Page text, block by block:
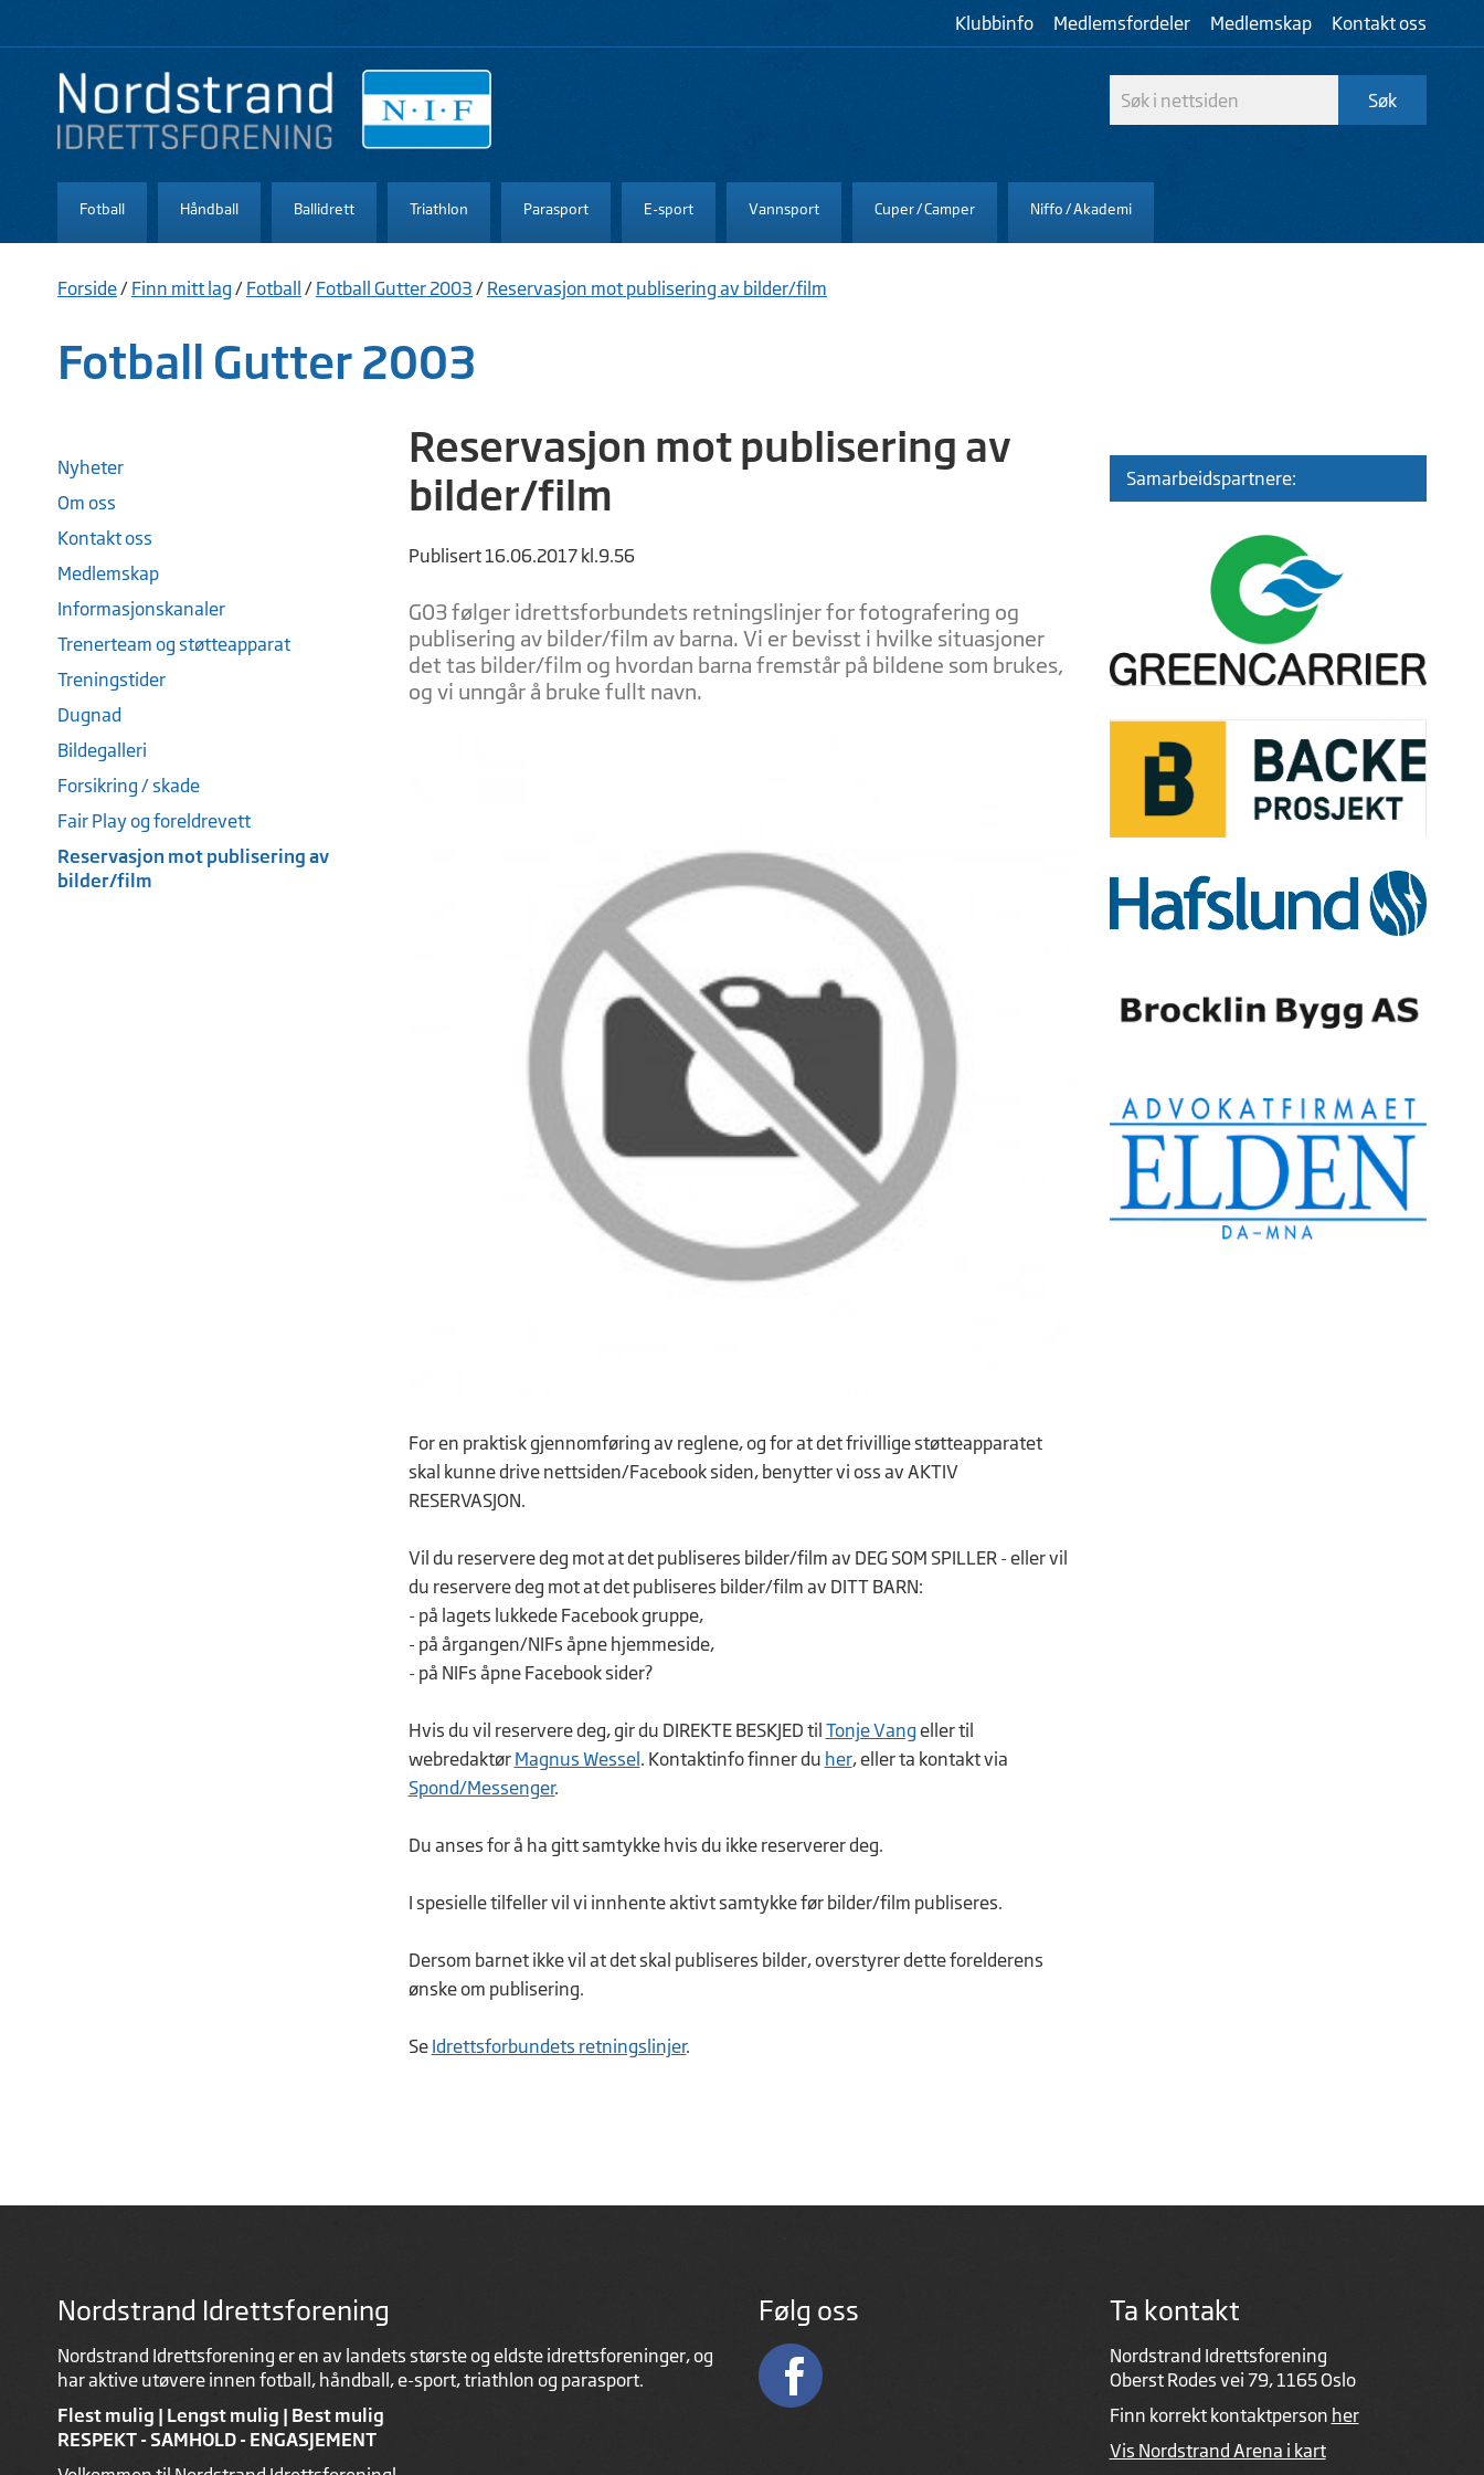
Klubbinfo Medlemsfordeler Medlemskap Kontakt oss
Fotball Håndball Ballidrett Triathlon Parasport E-sport Vannsport Cuper / Camper Niffo / Akademi
Forside/ Finn mitt lag / Fotball / Fotball Gutter 2003 / Reservasjon mot publisering av bilder/film
Fotball Gutter 2003
Nyheter
Om oss
Kontakt oss
Medlemskap
Informasjonskanaler
Trenerteam og støtteapparat
Treningstider
Dugnad
Bildegalleri
Forsikring / skade
Fair Play og foreldrevett
Reservasjon mot publisering av
bilder/film
Reservasjon mot publisering av
bilder/film
Publisert 16.06.2017 kl.9.56
G03 følger idrettsforbundets retningslinjer for fotografering og
publisering av bilder/film av barna. Vi er bevisst i hvilke situasjoner
det tas bilder/film og hvordan barna fremstår på bildene som brukes,
og vi unngår å bruke fullt navn.
For en praktisk gjennomføring av reglene, og for at det frivillige støtteapparatet
skal kunne drive nettsiden/Facebook siden, benytter vi oss av AKTIV
RESERVASJON.
Vil du reservere deg mot at det publiseres bilder/film av DEG SOM SPILLER - eller vil
du reservere deg mot at det publiseres bilder/film av DITT BARN:
- på lagets lukkede Facebook gruppe,
- på årgangen/NIFs åpne hjemmeside,
- på NIFs åpne Facebook sider?
Hvis du vil reservere deg, gir du DIREKTE BESKJED til Tonje Vang eller til
webredaktør Magnus Wessel. Kontaktinfo finner du her, eller ta kontakt via
Spond/Messenger.
Du anses for å ha gitt samtykke hvis du ikke reserverer deg.
I spesielle tilfeller vil vi innhente aktivt samtykke før bilder/film publiseres.
Dersom barnet ikke vil at det skal publiseres bilder, overstyrer dette forelderens
ønske om publisering.
Se Idrettsforbundets retningslinjer.
Samarbeidspartnere:
Nordstrand Idrettsforening
Nordstrand Idrettsforening er en av landets største og eldste idrettsforeninger, og
har aktive utøvere innen fotball, håndball, e-sport, triathlon og parasport.
Flest mulig | Lengst mulig | Best mulig
RESPEKT - SAMHOLD - ENGASJEMENT
Følg oss Ta kontakt
Nordstrand Idrettsforening
Oberst Rodes vei 79, 1165 Oslo
Finn korrekt kontaktperson her
Vis Nordstrand Arena i kart